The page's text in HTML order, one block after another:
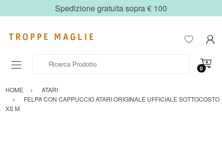
Spedizione gratuita sopra € 100
0
HOME
ATARI
FELPA CON CAPPUCCIO ATARI ORIGINALE UFFICIALE SOTTOCOSTO
XS M